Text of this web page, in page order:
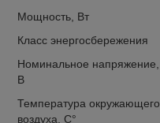
Мощность, Вт
Класс энергосбережения
Номинальное напряжение,
В
Температура окружающего
воздуха, С°